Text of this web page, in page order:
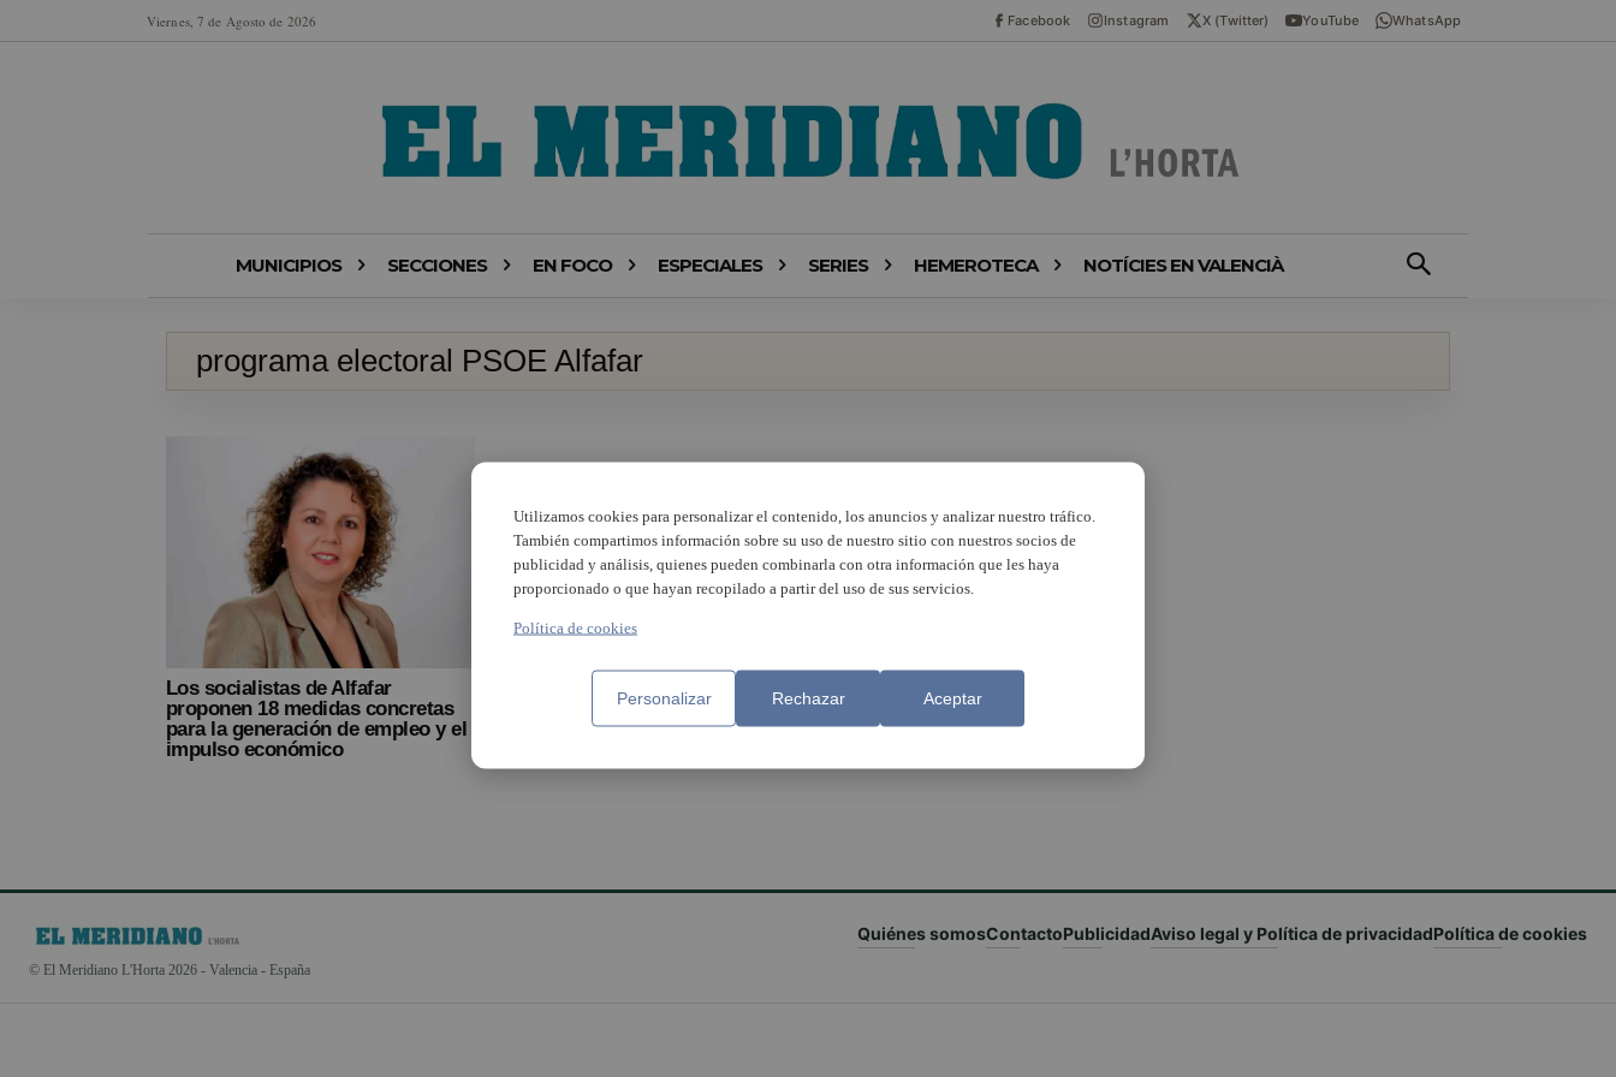
Viernes, 7 de Agosto de 2026 Facebook Instagram X (Twitter) YouTube WhatsApp
MUNICIPIOS SECCIONES EN FOCO ESPECIALES SERIES HEMEROTECA NOTÍCIES EN VALENCIÀ
programa electoral PSOE Alfafar
Los socialistas de Alfafar
proponen 18 medidas concretas
para la generación de empleo y el
impulso económico
© El Meridiano L'Horta 2026 - Valencia - España
Quiénes somosContactoPublicidadAviso legal y Política de privacidadPolítica de cookies
Utilizamos cookies para personalizar el contenido, los anuncios y analizar nuestro tráfico.
También compartimos información sobre su uso de nuestro sitio con nuestros socios de
publicidad y análisis, quienes pueden combinarla con otra información que les haya
proporcionado o que hayan recopilado a partir del uso de sus servicios.
Política de cookies
Personalizar Rechazar Aceptar